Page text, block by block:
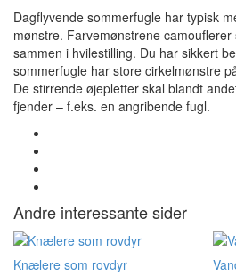
Dagflyvende sommerfugle har typisk
mønstre. Farvemønstrene
sammen i hvilestilling. Du har sikkert
sommerfugle har store cirkelmønstre
De stirrende øjepletter skal blandt
fjender – f.eks. en angribende fugl.
Andre interessante sider
Knælere som rovdyr